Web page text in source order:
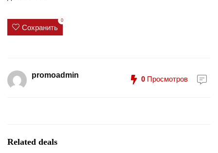
Сохранить
0
promoadmin 0 Просмотров
Related deals